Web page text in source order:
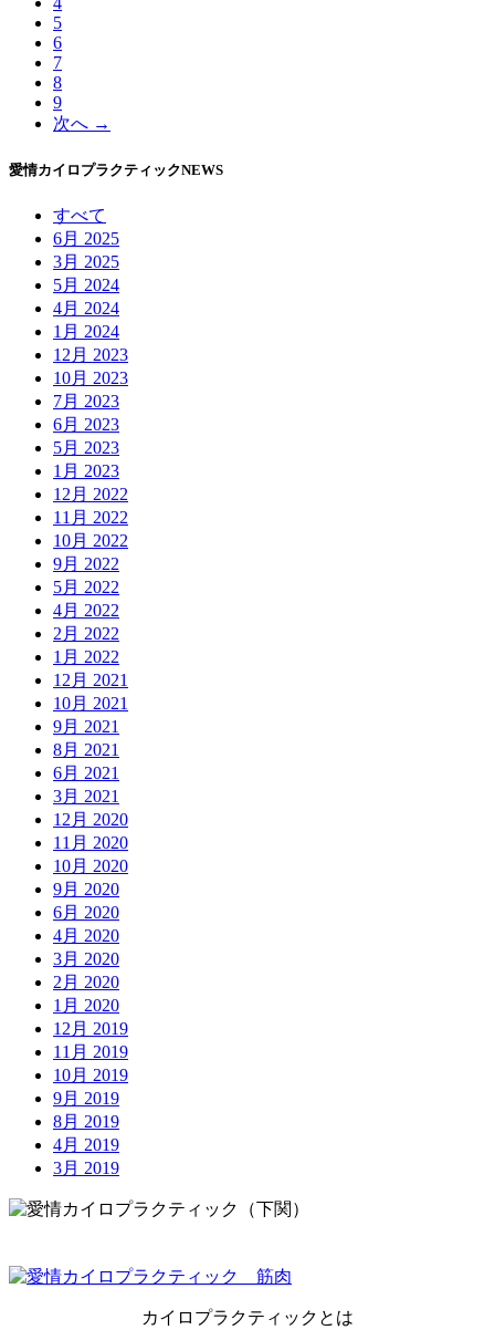
ペ
ー
ジ）
5
6
7
8
9
次へ →
愛情カイロプラクティックNEWS
すべて
6月 2025
3月 2025
5月 2024
4月 2024
1月 2024
12月 2023
10月 2023
7月 2023
6月 2023
5月 2023
1月 2023
12月 2022
11月 2022
10月 2022
9月 2022
5月 2022
4月 2022
2月 2022
1月 2022
12月 2021
10月 2021
9月 2021
8月 2021
6月 2021
3月 2021
12月 2020
11月 2020
10月 2020
9月 2020
6月 2020
4月 2020
3月 2020
2月 2020
1月 2020
12月 2019
11月 2019
10月 2019
9月 2019
8月 2019
4月 2019
3月 2019
カイロプラクティックとは